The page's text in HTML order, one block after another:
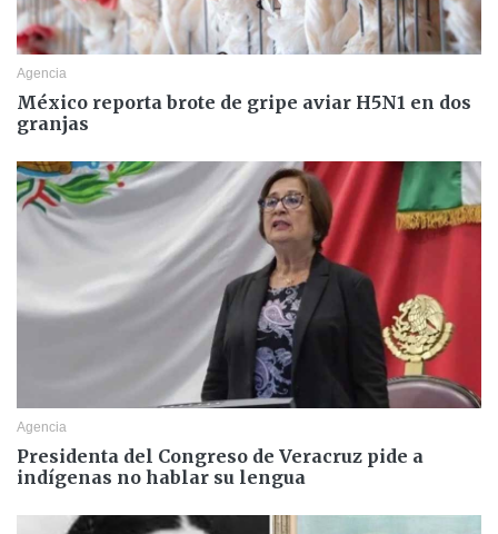
Agencia
México reporta brote de gripe aviar H5N1 en dos
granjas
Agencia
Presidenta del Congreso de Veracruz pide a
indígenas no hablar su lengua